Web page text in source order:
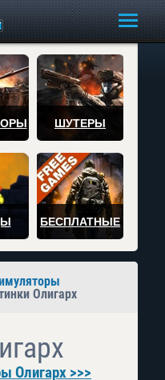
ШУТЕРЫ
БЕСПЛАТНЫЕ
Олигарх
Олигарх >>>